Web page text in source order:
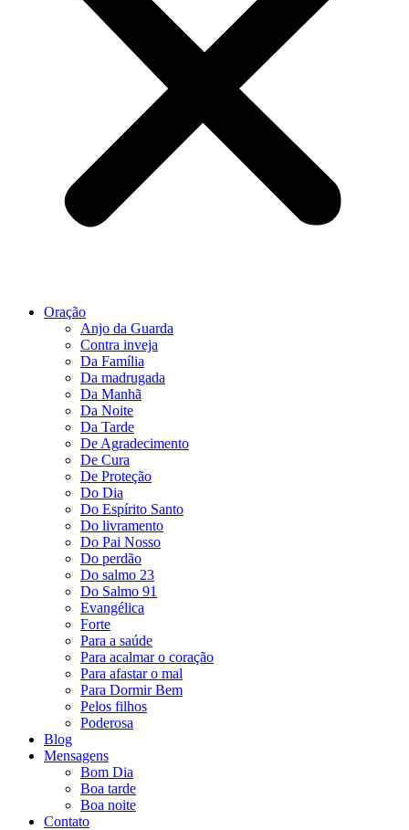
Oração
Anjo da Guarda
Contra inveja
Da Família
Da madrugada
Da Manhã
Da Noite
Da Tarde
De Agradecimento
De Cura
De Proteção
Do Dia
Do Espírito Santo
Do livramento
Do Pai Nosso
Do perdão
Do salmo 23
Do Salmo 91
Evangélica
Forte
Para a saúde
Para acalmar o coração
Para afastar o mal
Para Dormir Bem
Pelos filhos
Poderosa
Blog
Mensagens
Bom Dia
Boa tarde
Boa noite
Contato